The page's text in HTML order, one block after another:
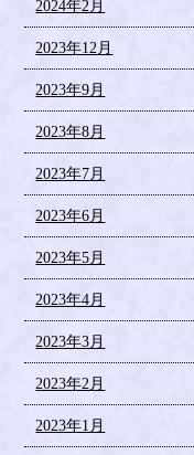
2024年2月
2023年12月
2023年9月
2023年8月
2023年7月
2023年6月
2023年5月
2023年4月
2023年3月
2023年2月
2023年1月